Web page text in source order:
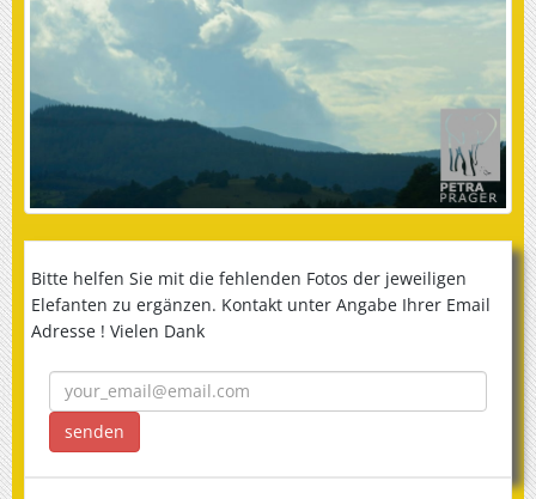
Bitte helfen Sie mit die fehlenden Fotos der jeweiligen
Elefanten zu ergänzen. Kontakt unter Angabe Ihrer Email
Adresse ! Vielen Dank